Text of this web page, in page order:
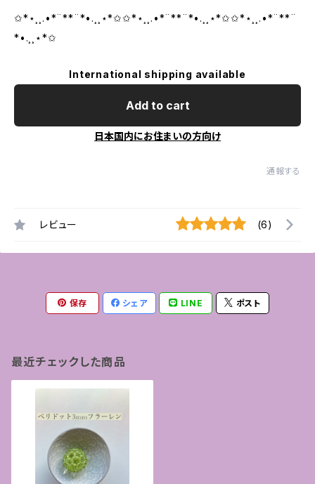
✩*⋆¸¸.•*¨**¨*•.¸¸⋆*✩✩*⋆¸¸.•*¨**¨*•.¸¸⋆*✩✩*⋆¸¸.•*¨**¨
*•.¸¸⋆*✩
International shipping available
Add to cart
日本国内にお住まいの方向け
通報する
レビュー (6)
保存 シェア LINE ポスト
最近チェックした商品